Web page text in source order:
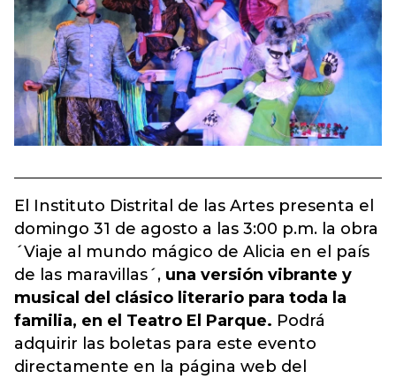
El Instituto Distrital de las Artes presenta el
domingo 31 de agosto a las 3:00 p.m. la obra
´Viaje al mundo mágico de Alicia en el país
de las maravillas´, una versión vibrante y
musical del clásico literario para toda la
familia, en el Teatro El Parque. Podrá
adquirir las boletas para este evento
directamente en la página web del